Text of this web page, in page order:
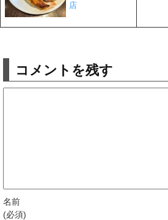
店
コメントを残す
名前
(必須)